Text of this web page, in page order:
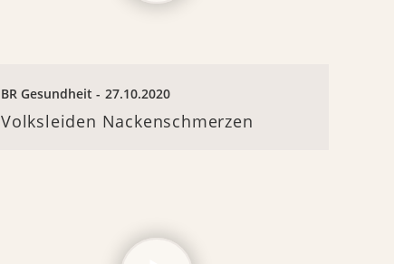
BR Gesundheit 27.10.2020
Volksleiden Nackenschmerzen